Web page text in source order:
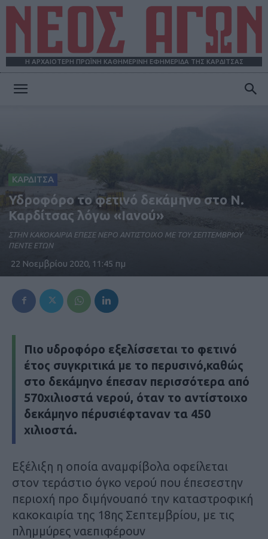
Η ΑΡΧΑΙΟΤΕΡΗ ΠΡΩΪΝΗ ΚΑΘΗΜΕΡΙΝΗ ΕΦΗΜΕΡΙΔΑ ΤΗΣ ΚΑΡΔΙΤΣΑΣ
ΚΑΡΔΙΤΣΑ
Υδροφόρο το φετινό δεκάμηνο στο Ν.
Καρδίτσας λόγω «Ιανού»
ΣΤΗΝ ΚΑΚΟΚΑΙΡΙΑ ΕΠΕΣΕ ΝΕΡΟ ΑΝΤΙΣΤΟΙΧΟ ΜΕ ΤΟΥ ΣΕΠΤΕΜΒΡΙΟΥ
ΠΕΝΤΕ ΕΤΩΝ
22 Νοεμβρίου 2020, 11:45 πμ
Πιο υδροφόρο εξελίσσεται το φετινό
έτος συγκριτικά με το περυσινό,καθώς
στο δεκάμηνο έπεσαν περισσότερα από
570χιλιοστά νερού, όταν το αντίστοιχο
δεκάμηνο πέρυσιέφταναν τα 450
χιλιοστά.
Εξέλιξη η οποία αναμφίβολα οφείλεται
στον τεράστιο όγκο νερού που έπεσεστην
περιοχή προ διμήνουαπό την καταστροφική
κακοκαιρία της 18ης Σεπτεμβρίου, με τις
πλημμύρες ναεπιφέρουν